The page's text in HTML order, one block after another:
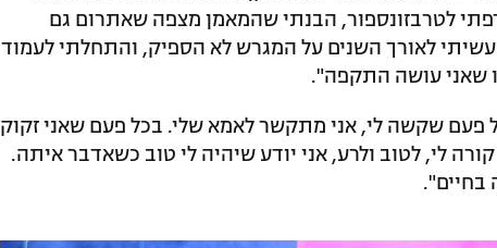
לטרבזונספור, הבנתי שהמאמן מצפה שאתרום גם
לאורך השנים על המגרש לא הספיק, והתחלתי לעמוד
שאני עושה התקפה".
פעם שקשה לי, אני מתקשר לאמא שלי. בכל פעם שאני זקוק
לי, לטוב ולרע, אני יודע שיהיה לי טוב כשאדבר איתה.
בחיים".